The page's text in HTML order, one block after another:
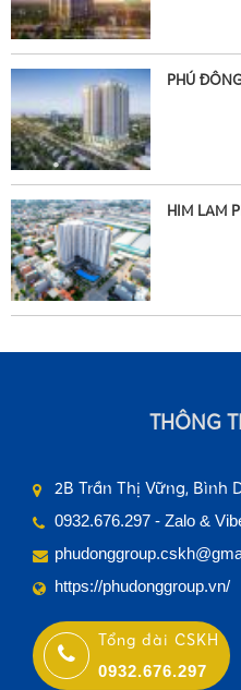
•
PHÚ
HIM LAM
THÔNG
2B Trần Thị Vững, Bình
0932.676.297 - Zalo &
https://phudonggroup.vn/
Tổng đài CSKH
0932.676.297